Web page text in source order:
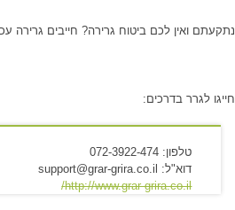
נתקעתם ואין לכם ביטוח גרירה? חייבים גרירה
חייגו לגרר בדרכים:
טלפון: 072-3922-474
דוא"ל: support@grar-grira.co.il
http://www.grar-grira.co.il/